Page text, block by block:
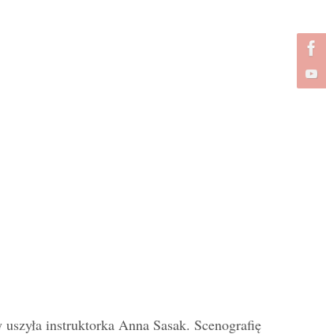
instruktorka Anna Sasak. Scenografię